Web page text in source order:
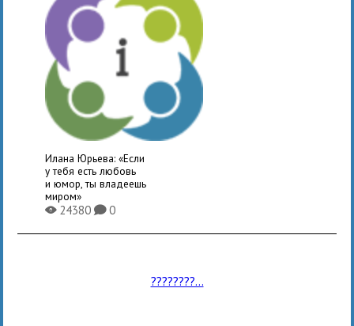
Илана Юрьева: «Если
у тебя есть любовь
и юмор, ты владеешь
миром»
X24380K0
????????...